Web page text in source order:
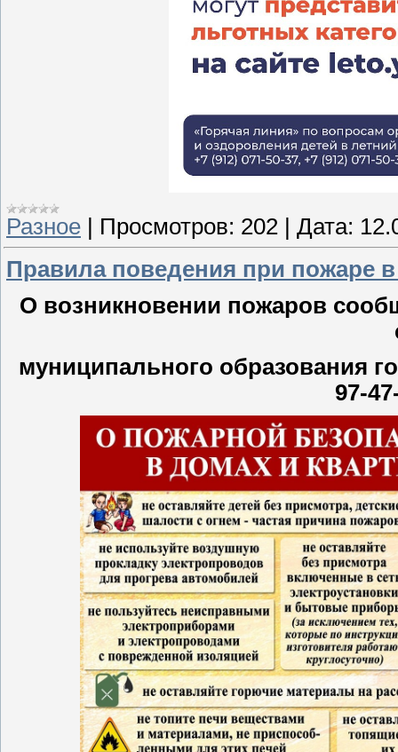
Разное Просмотров: 202 Дата:
Правила поведения при пожаре
О возникновении пожаров
муниципального образования
97-